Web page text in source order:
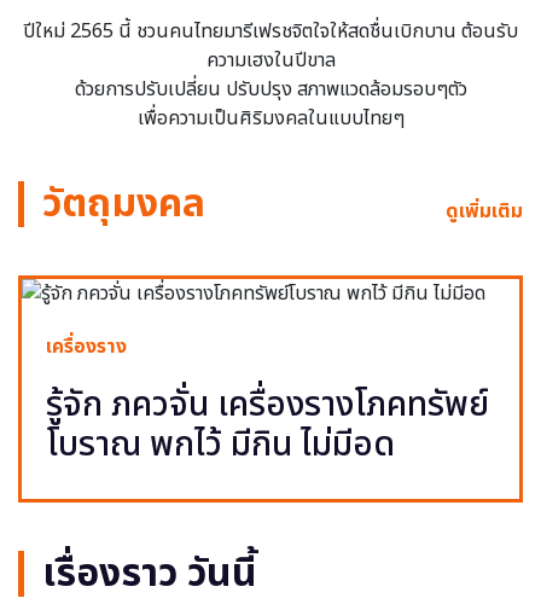
ปีใหม่ 2565 นี้ ชวนคนไทยมารีเฟรชจิตใจให้สดชื่นเบิกบาน ต้อนรับ
ความเฮงในปีขาล
ด้วยการปรับเปลี่ยน ปรับปรุง สภาพแวดล้อมรอบๆตัว
เพื่อความเป็นศิริมงคลในแบบไทยๆ
วัตถุมงคล ดูเพิ่มเติม
เครื่องราง
รู้จัก ภควจั่น เครื่องรางโภคทรัพย์
โบราณ พกไว้ มีกิน ไม่มีอด
เรื่องราว วันนี้